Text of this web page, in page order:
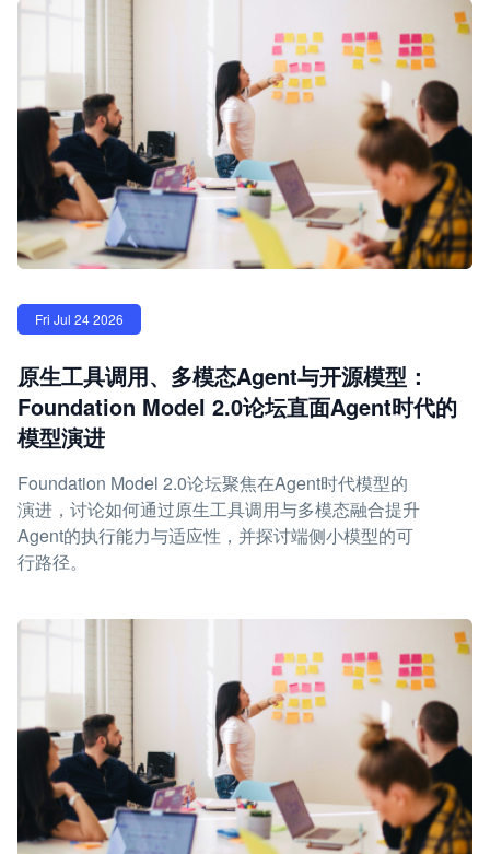
Fri Jul 24 2026
原生工具调用、多模态Agent与开源模型：
Foundation Model 2.0论坛直面Agent时代的
模型演进
Foundation Model 2.0论坛聚焦在Agent时代模型的
演进，讨论如何通过原生工具调用与多模态融合提升
Agent的执行能力与适应性，并探讨端侧小模型的可
行路径。